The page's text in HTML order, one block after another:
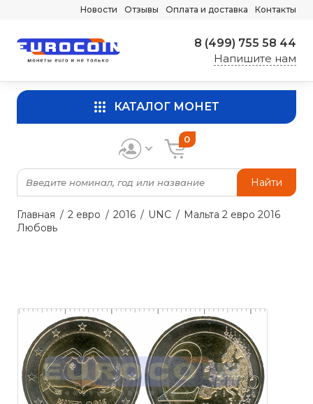
Новости Отзывы Оплата и доставка Контакты
8 (499) 755 58 44
Напишите нам
КАТАЛОГ МОНЕТ
Найти
0
Главная 2 евро 2016 UNC
Мальта 2 евро 2016
Любовь